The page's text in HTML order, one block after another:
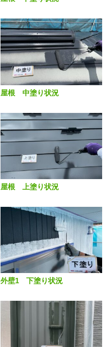
屋根 中塗り状況
屋根 上塗り状況
外壁1 下塗り状況